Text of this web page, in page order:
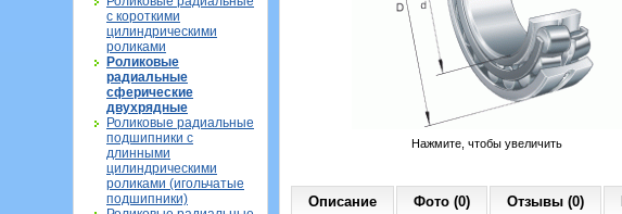
с короткими
цилиндрическими
роликами
Роликовые
радиальные
сферические
двухрядные
Роликовые радиальные
подшипники с
длинными
цилиндрическими
роликами (игольчатые
подшипники)
Нажмите, чтобы увеличить
Описание Фото (0) Отзывы (0)